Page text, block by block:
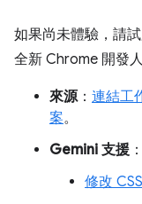
如果尚未體驗，請
全新 Chrome 開發
來源： 連結工
案。
Gemini 支援 ：
修改